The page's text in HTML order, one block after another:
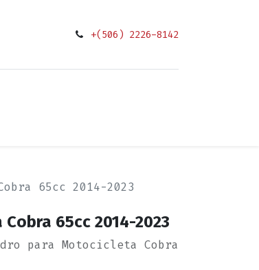
+(506) 2226-8142
65cc 2014-2023
65cc 2014-2023
para Motocicleta Cobra